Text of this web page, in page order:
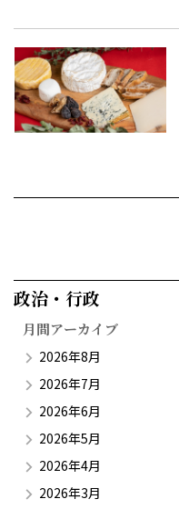
政治・行政​
月間アーカイブ
2026年8月
2026年7月
2026年6月
2026年5月
2026年4月
2026年3月